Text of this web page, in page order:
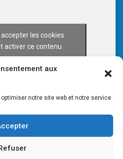
aux
notre site web et notre service.
les cookies
activer ce contenu